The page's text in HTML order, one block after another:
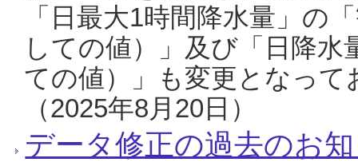
「日最大1時間降水量」の
しての値）」及び「日降
ての値）」も変更となっ
（2025年8月20日）
データ修正の過去のお